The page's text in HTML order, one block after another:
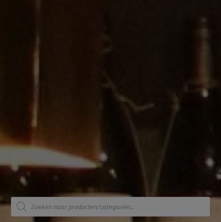
Producten
zoeken